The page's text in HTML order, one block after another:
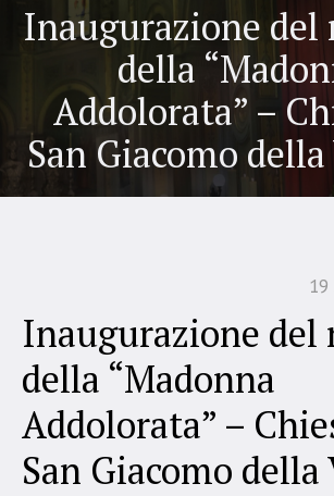
Inaugurazione del
della
Addolorata” –
San Giacomo
Inaugurazione del
della “Madonna
Addolorata” –
San Giacomo